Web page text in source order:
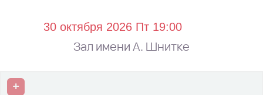
Зал имени А. Шнитке
+